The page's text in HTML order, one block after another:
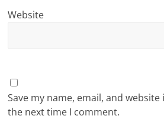
Website
Save my name, email, and
the next time I comment.